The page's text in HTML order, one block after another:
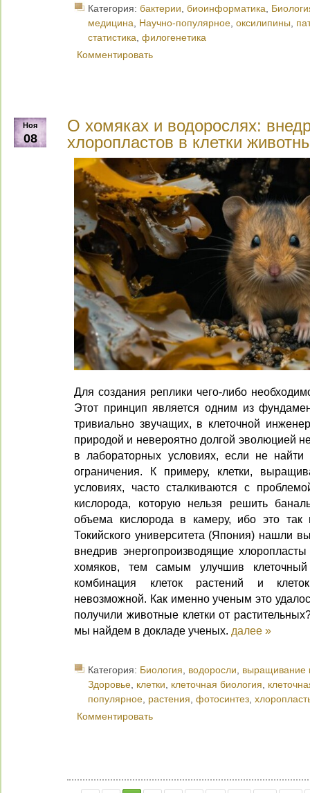
Категория: бактерии, биоинформатика,
медицина, Научно-популярное, оксилипины,
статистика, филогенетика
Комментировать
Ноя
08
О хомяках и водорослях:
хлоропластов в клетки
Для создания реплики чего-либо
Этот принцип является одним из
тривиально звучащих, в клеточной
природой и невероятно долгой эволюцией
в лабораторных условиях, если не найти
ограничения. К примеру, клетки,
условиях, часто сталкиваются с
кислорода, которую нельзя решить
объема кислорода в камеру, ибо это так
Токийского университета (Япония) нашли
внедрив энергопроизводящие
хомяков, тем самым улучшив
комбинация клеток растений и
невозможной. Как именно ученым это
получили животные клетки от
мы найдем в докладе ученых. далее »
Категория: Биология, водоросли, выращивание
Здоровье, клетки, клеточная биология,
популярное, растения, фотосинтез,
Комментировать